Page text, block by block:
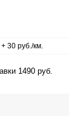
30 руб./км.
1490 руб.